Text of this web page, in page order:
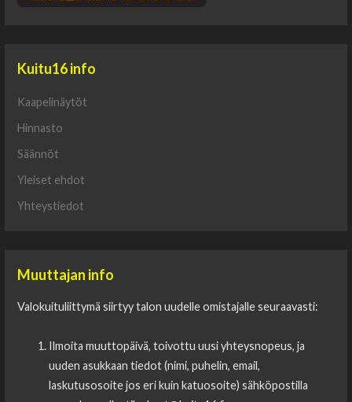
Kuitu16 info
Kaapelinäytöt
Hinnasto
Säännöt
Yleiset ehdot
Yhteystiedot
Muuttajan info
Valokuituliittymä siirtyy talon uudelle omistajalle seuraavasti:
Ilmoita muuttopäivä, toivottu uusi yhteysnopeus, ja
uuden asukkaan tiedot (nimi, puhelin, email,
laskutusosoite jos eri kuin katuosoite) sähköpostilla